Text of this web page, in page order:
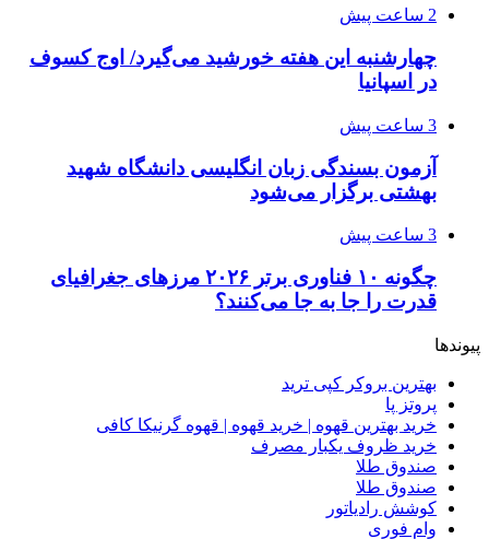
2 ساعت پیش
چهارشنبه این هفته خورشید می‌گیرد/ اوج کسوف
در اسپانیا
3 ساعت پیش
آزمون بسندگی زبان انگلیسی دانشگاه شهید
بهشتی برگزار می‌شود
3 ساعت پیش
چگونه ۱۰ فناوری برتر ۲۰۲۶ مرزهای جغرافیای
قدرت را جا به جا می‌کنند؟
پیوندها
بهترین بروکر کپی ترید
پروتز پا
خرید بهترین قهوه | خرید قهوه | قهوه گرنیکا کافی
خرید ظروف یکبار مصرف
صندوق طلا
صندوق طلا
کوشش رادیاتور
وام فوری